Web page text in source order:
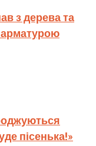
з дерева та
арматурою
пісенька!»